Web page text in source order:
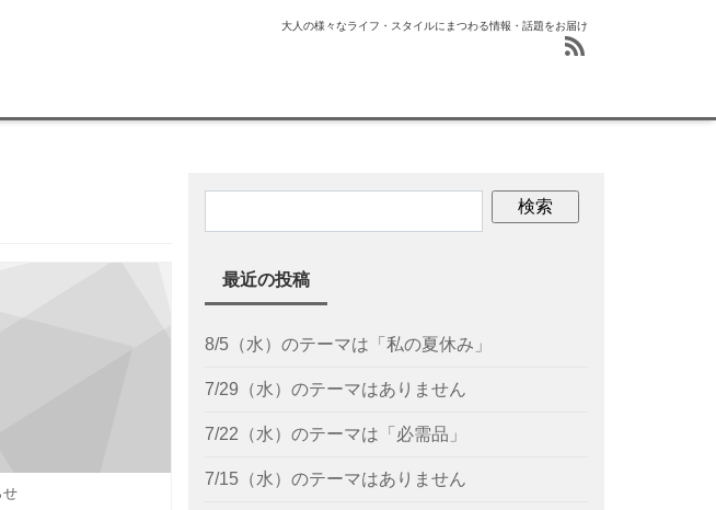
大人の様々なライフ・スタイルにまつわる情報・話題をお届け
最近の投稿
8/5（水）のテーマは「私の夏休み」
7/29（水）のテーマはありません
7/22（水）のテーマは「必需品」
7/15（水）のテーマはありません